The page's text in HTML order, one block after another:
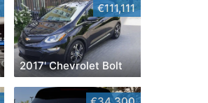
€111,111
2017' Chevrolet Bolt